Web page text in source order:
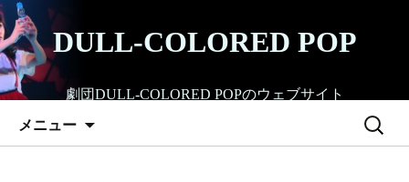
コ
ン
テ
ン
ツ
ス
DULL-COLORED POP
劇団DULL-COLORED POPのウェブサイト
メニュー
検
索: